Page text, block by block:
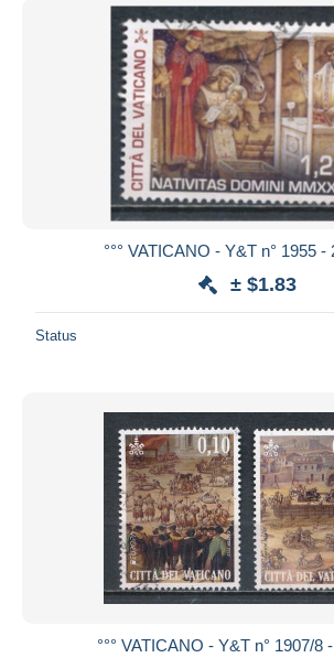
°°° VATICANO - Y&T n° 1955 -
± $1.83
Status
°°° VATICANO - Y&T n° 1907/8 -